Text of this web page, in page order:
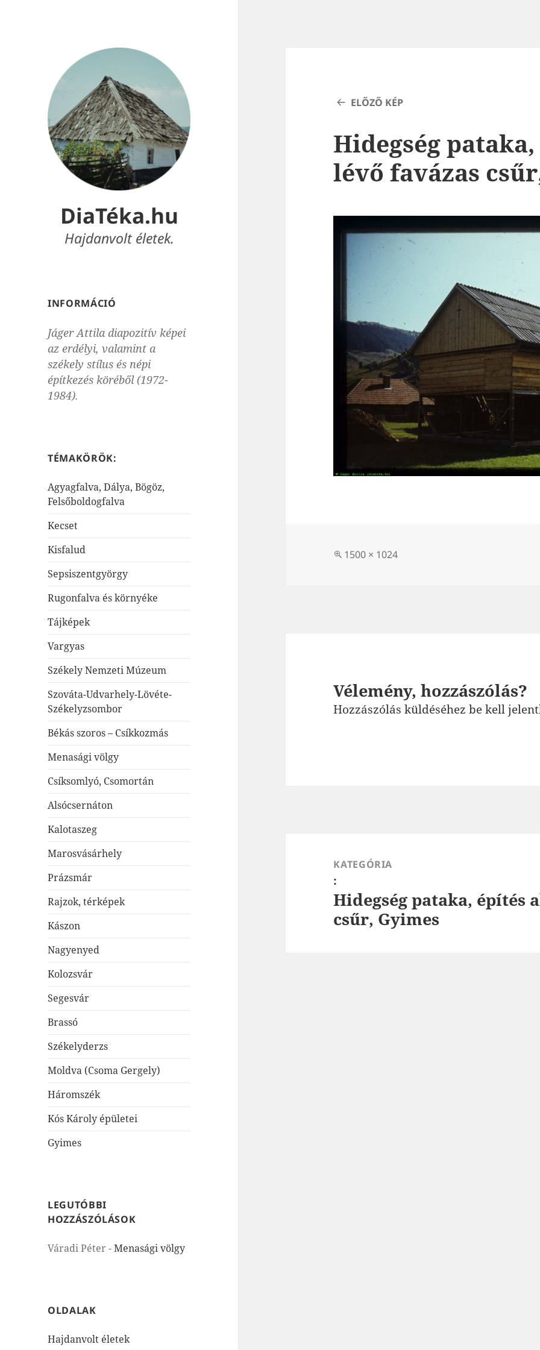
DiaTéka.hu
Hajdanvolt életek.
INFORMÁCIÓ
Jáger Attila diapozitív képei
az erdélyi, valamint a
székely stílus és népi
építkezés köréből (1972-
1984).
TÉMAKÖRÖK:
Agyagfalva, Dálya, Bögöz,
Felsőboldogfalva
Kecset
Kisfalud
Sepsiszentgyörgy
Rugonfalva és környéke
Tájképek
Vargyas
Székely Nemzeti Múzeum
Szováta-Udvarhely-Lövéte-
Székelyzsombor
Békás szoros – Csíkkozmás
Menasági völgy
Csíksomlyó, Csomortán
Alsócsernáton
Kalotaszeg
Marosvásárhely
Prázsmár
Rajzok, térképek
Kászon
Nagyenyed
Kolozsvár
Segesvár
Brassó
Székelyderzs
Moldva (Csoma Gergely)
Háromszék
Kós Károly épületei
Gyimes
LEGUTÓBBI
HOZZÁSZÓLÁSOK
Váradi Péter -Menasági völgy
OLDALAK
Hajdanvolt életek
ELŐZŐ KÉP
Hidegség
lévő favázas
Teljes
1500 × 1024
Vélemény, hozzászólás?
Hozzászólás küldéséhezbe kell
navigációKATEGÓRIA
:
Hidegség pataka, építés
csűr, Gyimes